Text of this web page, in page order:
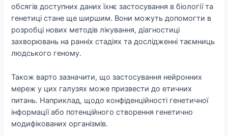
обсягів доступних даних їхнє застосування в біології та
генетиці стане ще ширшим. Вони можуть допомогти в
розробці нових методів лікування, діагностиці
захворювань на ранніх стадіях та дослідженні таємниць
людського геному.
Також варто зазначити, що застосування нейронних
мереж у цих галузях може призвести до етичних
питань. Наприклад, щодо конфіденційності генетичної
інформації або потенційного створення генетично
модифікованих організмів.